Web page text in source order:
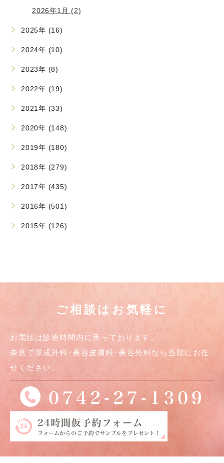
2026年1月 (2)
2025年 (16)
2024年 (10)
2023年 (8)
2022年 (19)
2021年 (33)
2020年 (148)
2019年 (180)
2018年 (279)
2017年 (435)
2016年 (501)
2015年 (126)
ご相談はお気軽に
お電話は診療時間内に承っております。
奈良で形成外科･美容皮膚科･美容外科なら当院にお任
せください。